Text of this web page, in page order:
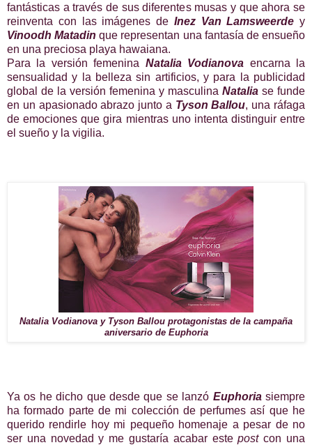
fantásticas a través de sus diferentes musas y que ahora se
reinventa con las imágenes de Inez Van Lamsweerde y
Vinoodh Matadin que representan una fantasía de ensueño
en una preciosa playa hawaiana.
Para la versión femenina Natalia Vodianova encarna la
sensualidad y la belleza sin artificios, y para la publicidad
global de la versión femenina y masculina Natalia se funde
en un apasionado abrazo junto a Tyson Ballou, una ráfaga
de emociones que gira mientras uno intenta distinguir entre
el sueño y la vigilia.
Natalia Vodianova y Tyson Ballou protagonistas de la campaña
aniversario de Euphoria
Ya os he dicho que desde que se lanzó Euphoriasiempre
ha formado parte de mi colección de perfumes así que he
querido rendirle hoy mi pequeño homenaje a pesar de no
ser una novedad y me gustaría acabar estepostcon una